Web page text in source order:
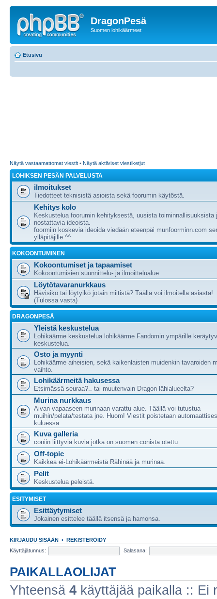
DragonPesä
Suomen lohikäärmeet
Etusivu
Näytä vastaamattomat viestit • Näytä aktiiviset viestiketjut
LOHIKSEN PESÄN PALVELUSTA
ilmoitukset
Tiedotteet teknisistä asioista sekä foorumin käytöstä.
Kehitys kolo
Keskustelua foorumin kehityksestä, uusista toiminnallisuuksista
nostattavia ideoista.
foormiin koskevia ideoida viedään eteenpäi munfoorminn.com
ylläpitäjille ^^
KOKOONTUMINEN
Kokoontumiset ja tapaamiset
Kokoontumisien suunnittelu- ja ilmoittelualue.
Löytötavaranurkkaus
Hävisikö tai löytyikö jotain miitistä? Täällä voi ilmoitella asiasta!
(Tulossa vasta)
DRAGONPESÄ
Yleistä keskustelua
Lohikäärme keskustelua lohikäärme Fandomin ympärille
keskustelua.
Osto ja myynti
Lohikäärme aiheisien, sekä kaikenlaisten muidenkin tavaroiden
vaihto.
Lohikäärmeitä hakusessa
Etsimässä seuraa?.. tai muutenvain Dragon lähialueelta?
Murina nurkkaus
Aivan vapaaseen murinaan varattu alue. Täällä voi tutustua
muihin/pelata/testata jne. Huom! Viestit poistetaan
kuluessa.
Kuva galleria
coniin liittyviä kuvia jotka on suomen conista otettu
Off-topic
Kaikkea ei-Lohikäärmeistä Rähinää ja murinaa.
Pelit
Keskustelua peleistä.
ESITYMISET
Esittäytymiset
Jokainen esittelee täällä itsensä ja hamonsa.
KIRJAUDU SISÄÄN • REKISTERÖIDY
Käyttäjätunnus:
Salasana:
PAIKALLAOLIJAT
Yhteensä 4 käyttäjää paikalla :: Ei